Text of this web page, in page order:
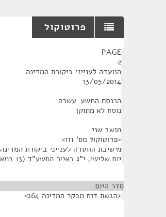
פרוטוקול
PAGE
2
הוועדה לענייני ביקורת המדינה
13/05/2014
הכנסת התשע-עשרה
נוסח לא מתוקן
מושב שני
<פרוטוקול מס' 111>
מישיבת הוועדה לענייני ביקורת המדינה
יום שלישי, י"ג באייר התשע"ד (13 במאי 2014), שעה 12:00
סדר היום
<הגשת דוח מבקר המדינה 64ג>